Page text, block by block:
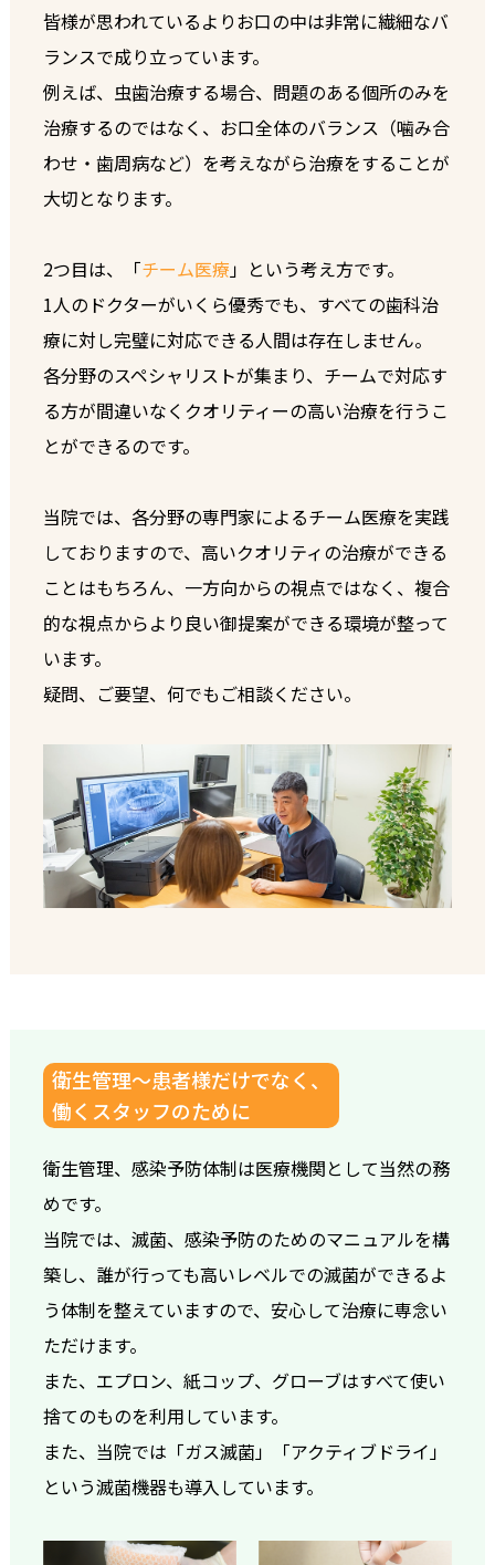
皆様が思われているよりお口の中は非常に繊細なバ
ランスで成り立っています。
例えば、虫歯治療する場合、問題のある個所のみを
治療するのではなく、お口全体のバランス（噛み合
わせ・歯周病など）を考えながら治療をすることが
大切となります。
2つ目は、「チーム医療 」という考え方です。
1人のドクターがいくら優秀でも、すべての歯科治
療に対し完璧に対応できる人間は存在しません。
各分野のスペシャリストが集まり、チームで対応す
る方が間違いなくクオリティーの高い治療を行うこ
とができるのです。
当院では、各分野の専門家によるチーム医療を実践
しておりますので、高いクオリティの治療ができる
ことはもちろん、一方向からの視点ではなく、複合
的な視点からより良い御提案ができる環境が整って
います。
疑問、ご要望、何でもご相談ください。
衛生管理～患者様だけでなく、
働くスタッフのために
衛生管理、感染予防体制は医療機関として当然の務
めです。
当院では、滅菌、感染予防のためのマニュアルを構
築し、誰が行っても高いレベルでの滅菌ができるよ
う体制を整えていますので、安心して治療に専念い
ただけます。
また、エプロン、紙コップ、グローブはすべて使い
捨てのものを利用しています。
また、当院では「ガス滅菌」「アクティブドライ」
という滅菌機器も導入しています。